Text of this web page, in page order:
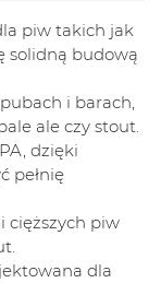
piw takich jak
solidną budową
i barach,
ale czy stout.
dzięki
pełnię
cięższych piw
dla